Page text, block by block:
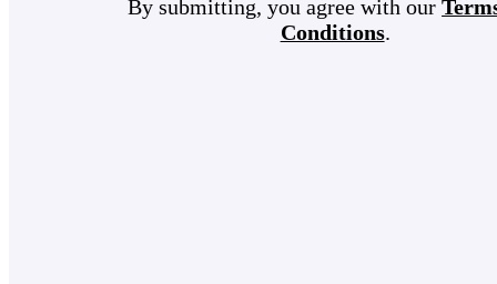
By submitting, you agree with our
Conditions.